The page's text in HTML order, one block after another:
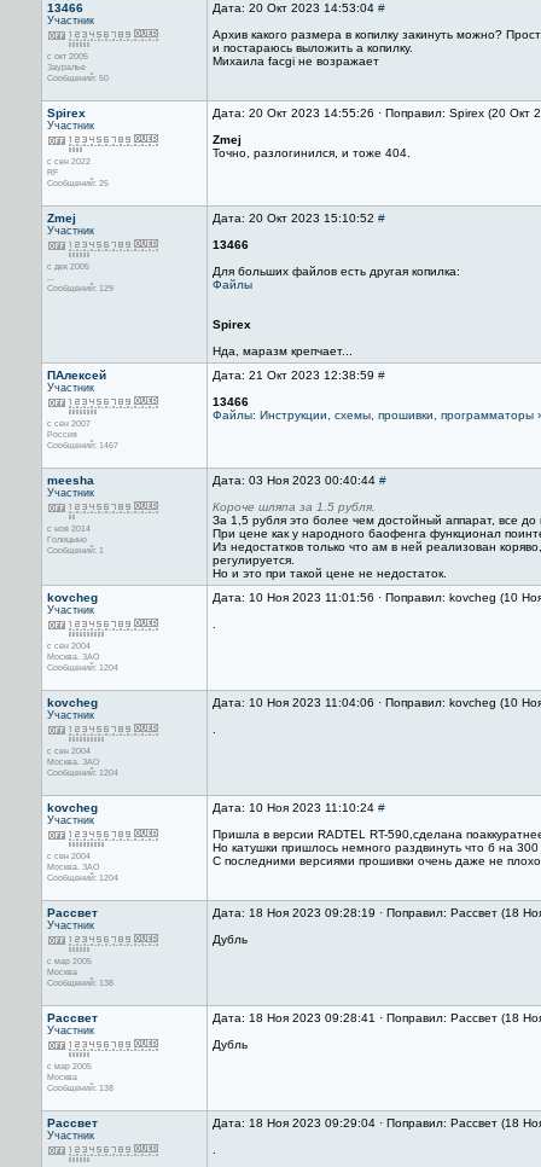
13466
Участник
с окт 2005
Зауралье
Сообщений: 50
Дата: 20 Окт 2023 14:53:04 #
Архив какого размера в копилку закинуть можно?
и постараюсь выложить а копилку.
Михаила facgi не возражает
Spirex
Участник
с сен 2022
RF
Сообщений: 25
Дата: 20 Окт 2023 14:55:26 · Поправил: Spirex (20 Окт
Zmej
Точно, разлогинился, и тоже 404.
Zmej
Участник
с дек 2005
...
Сообщений: 129
Дата: 20 Окт 2023 15:10:52 #
13466
Для больших файлов есть другая копилка:
Файлы
Spirex
Нда, маразм крепчает...
ПАлексей
Участник
с сен 2007
Россия
Сообщений: 1467
Дата: 21 Окт 2023 12:38:59 #
13466
Файлы: Инструкции, схемы, прошивки, программаторы
meesha
Участник
с ноя 2014
Голицыно
Сообщений: 1
Дата: 03 Ноя 2023 00:40:44 #
Короче шляпа за 1.5 рубля.
За 1,5 рубля это более чем достойный аппарат, все до
При цене как у народного баофенга функционал
Из недостатков только что ам в ней реализован
регулируется.
Но и это при такой цене не недостаток.
kovcheg
Участник
с сен 2004
Москва. ЗАО
Сообщений: 1204
Дата: 10 Ноя 2023 11:01:56 · Поправил: kovcheg (10
kovcheg
Участник
с сен 2004
Москва. ЗАО
Сообщений: 1204
Дата: 10 Ноя 2023 11:04:06 · Поправил: kovcheg (10
kovcheg
Участник
с сен 2004
Москва. ЗАО
Сообщений: 1204
Дата: 10 Ноя 2023 11:10:24 #
Пришла в версии RADTEL RT-590,сделана
Но катушки пришлось немного раздвинуть что б на
С последними версиями прошивки очень даже не плохо
Рассвет
Участник
с мар 2005
Москва
Сообщений: 138
Дата: 18 Ноя 2023 09:28:19 · Поправил: Рассвет (18
Дубль
Рассвет
Участник
с мар 2005
Москва
Сообщений: 138
Дата: 18 Ноя 2023 09:28:41 · Поправил: Рассвет (18
Дубль
Рассвет
Участник
Дата: 18 Ноя 2023 09:29:04 · Поправил: Рассвет (18